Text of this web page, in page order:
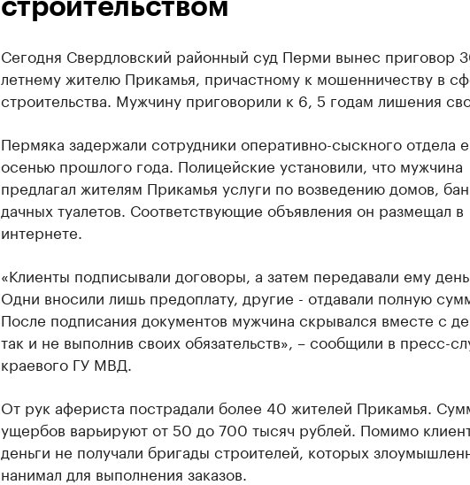
строительством
Сегодня Свердловский районный суд Перми вынес приговор
летнему жителю Прикамья, причастному к мошенничеству в
строительства. Мужчину приговорили к 6, 5 годам лишения
Пермяка задержали сотрудники оперативно-сыскного отдела
осенью прошлого года. Полицейские установили, что мужчина
предлагал жителям Прикамья услуги по возведению домов,
дачных туалетов. Соответствующие объявления он размещал в
интернете.
«Клиенты подписывали договоры, а затем передавали ему
Одни вносили лишь предоплату, другие - отдавали полную
После подписания документов мужчина скрывался вместе с
так и не выполнив своих обязательств», – сообщили в пресс-
краевого ГУ МВД.
От рук афериста пострадали более 40 жителей Прикамья.
ущербов варьируют от 50 до 700 тысяч рублей. Помимо
деньги не получали бригады строителей, которых
нанимал для выполнения заказов.